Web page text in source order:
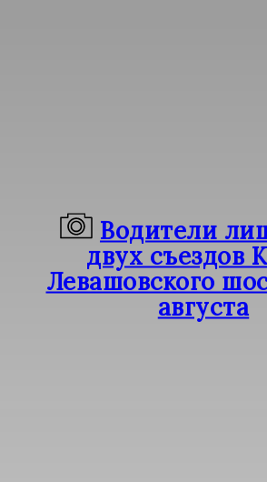
Водители
двух съездов
Левашовского
августа